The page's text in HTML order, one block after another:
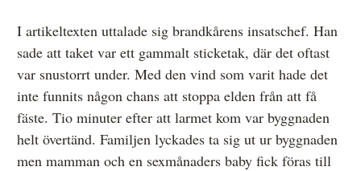
Våra huvudmän
Stadgar för Mediernas Etiknämnd
I artikeltexten uttalade sig brandkårens insatschef. Han
sade att taket var ett gammalt sticketak, där det oftast
var snustorrt under. Med den vind som varit hade det
inte funnits någon chans att stoppa elden från att få
fäste. Tio minuter efter att larmet kom var byggnaden
helt övertänd. Familjen lyckades ta sig ut ur byggnaden
men mamman och en sexmånaders baby fick föras till